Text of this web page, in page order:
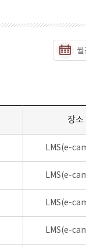
월
장소
LMS(e-
LMS(e-
LMS(e-
LMS(e-